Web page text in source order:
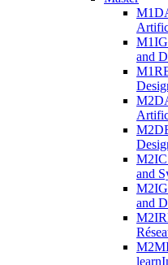
and
and
and